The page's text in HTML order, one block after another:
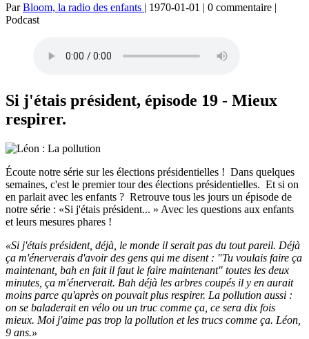
ParBloom, la radio des enfants | 1970-01-01 | 0 commentaire |
Podcast
Si j'étais président, épisode 19 - Mieux
respirer.
Écoute notre série sur les élections présidentielles ! Dans quelques
semaines, c'est le premier tour des élections présidentielles. Et si on
en parlait avec les enfants ? Retrouve tous les jours un épisode de
notre série : «Si j'étais président... » Avec les questions aux enfants
et leurs mesures phares !
«Si j'étais président, déjà, le monde il serait pas du tout pareil. Déjà
ça m'énerverais d'avoir des gens qui me disent : "Tu voulais faire ça
maintenant, bah en fait il faut le faire maintenant" toutes les deux
minutes, ça m'énerverait. Bah déjà les arbres coupés il y en aurait
moins parce qu'après on pouvait plus respirer. La pollution aussi :
on se baladerait en vélo ou un truc comme ça, ce sera dix fois
mieux. Moi j'aime pas trop la pollution et les trucs comme ça. Léon,
9 ans.»